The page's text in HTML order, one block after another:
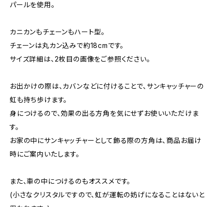
パールを使用。
カニカンもチェーンもハート型。
チェーンは丸カン込みで約18cmです。
サイズ詳細は、2枚目の画像をご参照ください。
お出かけの際は、カバンなどに付けることで、サンキャッチャーの
虹も持ち歩けます。
身につけるので、効果の出る方角を気にせずお使いいただけま
す。
お家の中にサンキャッチャーとして飾る際の方角は、商品お届け
時にご案内いたします。
また、車の中につけるのもオススメです。
(小さなクリスタルですので、虹が運転の妨げになることはないと